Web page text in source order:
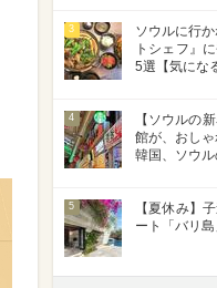
3
ソウルに行
トシェフ』
5選【気にな
4
【ソウルの
館が、おし
韓国、ソウル
5
【夏休み】
ート「バリ